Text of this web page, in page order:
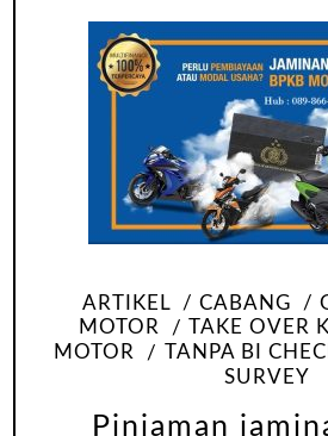
ARTIKEL CABANG
MOTOR
TAKE OVER
MOTOR
TANPA BI
SURVEY
Pinjaman